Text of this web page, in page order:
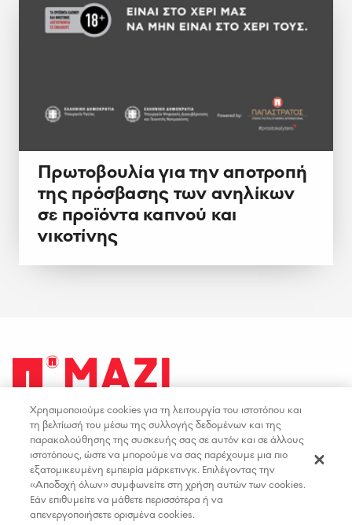
Πρωτοβουλία για την αποτροπή
της πρόσβασης των ανηλίκων
σε προϊόντα καπνού και
νικοτίνης
ΟΡΟΙ ΧΡΗΣΗΣ
ΠΟΛΙΤΙΚΗ ΑΠΟΡΡΗΤΟΥ
ΔΗΛΩΣΗ ΠΡΟΣΒΑΣΙΜΟΤΗΤΑΣ
ΕΠΙΚΟΙΝΩΝΙΑ
ΘΕΣΕΙΣ ΕΡΓΑΣΙΑΣ
facebookyoutubeinstagramlinkedin
Χρησιμοποιούμε cookies για τη λειτουργία του ιστοτόπου και
τη βελτίωσή του μέσω της συλλογής δεδομένων και της
παρακολούθησης της συσκευής σας σε αυτόν και σε άλλους
ιστοτόπους, ώστε να μπορούμε να σας παρέχουμε μια πιο
εξατομικευμένη εμπειρία μάρκετινγκ. Επιλέγοντας την
«Αποδοχή όλων» συμφωνείτε στη χρήση αυτών των cookies.
Εάν επιθυμείτε να μάθετε περισσότερα ή να
απενεργοποιήσετε ορισμένα cookies.